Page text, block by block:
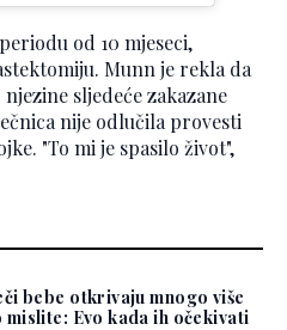
od 10 mjeseci,
Munn je rekla da
sljedeće zakazane
nije odlučila provesti
"To mi je spasilo život",
bebe otkrivaju mnogo više
mislite: Evo kada ih očekivati